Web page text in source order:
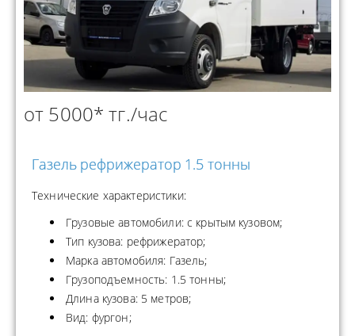
от 5000* тг./час
Газель рефрижератор 1.5 тонны
Технические характеристики:
Грузовые автомобили: с крытым кузовом;
Тип кузова: рефрижератор;
Марка автомобиля: Газель;
Грузоподъемность: 1.5 тонны;
Длина кузова: 5 метров;
Вид: фургон;